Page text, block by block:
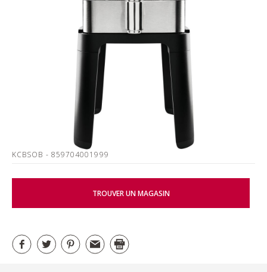
KCBSOB - 859704001999
TROUVER UN MAGASIN